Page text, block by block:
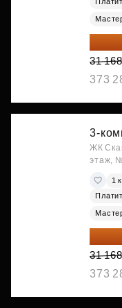
24
31
373
3-
ЖК
этаж,
1
24
31
373